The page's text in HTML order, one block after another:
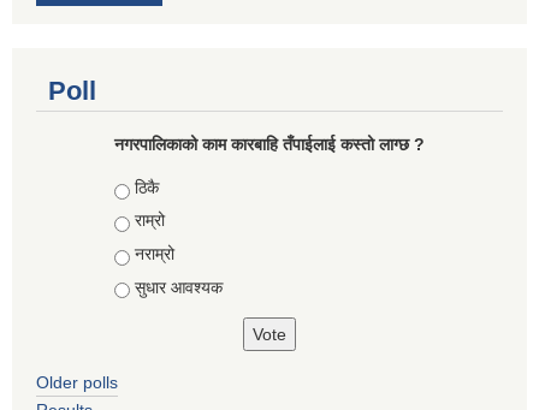
Poll
नगरपालिकाको काम कारबाहि तँपाईलाई कस्तो लाग्छ ?
Choices
ठिकै
राम्रो
नराम्रो
सुधार आवश्यक
Older polls